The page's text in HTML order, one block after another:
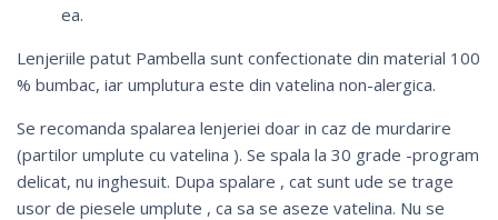
ea.
Lenjeriile patut Pambella sunt confectionate din material 100
% bumbac, iar umplutura este din vatelina non-alergica.
Se recomanda spalarea lenjeriei doar in caz de murdarire
(partilor umplute cu vatelina ). Se spala la 30 grade -program
delicat, nu inghesuit. Dupa spalare , cat sunt ude se trage
usor de piesele umplute , ca sa se aseze vatelina. Nu se